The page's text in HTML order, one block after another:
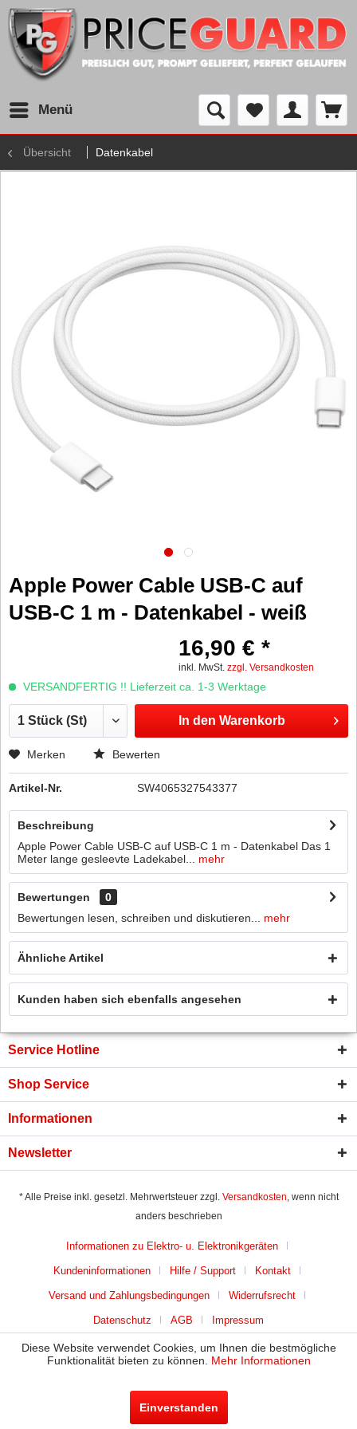
Menü
Übersicht Datenkabel
Apple Power Cable USB-C auf
USB-C 1 m - Datenkabel - weiß
16,90 € *
inkl. MwSt. zzgl. Versandkosten
VERSANDFERTIG !! Lieferzeit ca. 1-3 Werktage
In den Warenkorb
Merken Bewerten
Artikel-Nr. SW4065327543377
Beschreibung
Apple Power Cable USB-C auf USB-C 1 m - Datenkabel Das 1
Meter lange gesleevte Ladekabel...
mehr
Bewertungen
0
Bewertungen lesen, schreiben und diskutieren...
mehr
Ähnliche Artikel
Kunden haben sich ebenfalls angesehen
Service Hotline
Shop Service
Informationen
Newsletter
* Alle Preise inkl. gesetzl. Mehrwertsteuer zzgl. Versandkosten, wenn nicht
anders beschrieben
Informationen zu Elektro- u. Elektronikgeräten
Kundeninformationen Hilfe / Support Kontakt
Versand und Zahlungsbedingungen Widerrufsrecht
Datenschutz AGB Impressum
Diese Website verwendet Cookies, um Ihnen die bestmögliche
Funktionalität bieten zu können. Mehr Informationen
Einverstanden